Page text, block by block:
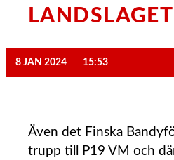
LANDSLAGET
8 JAN 2024 15:53
Även det Finska
trupp till P19 VM och